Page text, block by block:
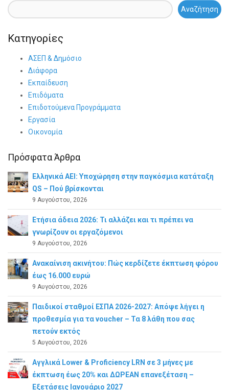
Αναζήτηση
Κατηγορίες
ΑΣΕΠ & Δημόσιο
Διάφορα
Εκπαίδευση
Επιδόματα
Επιδοτούμενα Προγράμματα
Εργασία
Οικονομία
Πρόσφατα Άρθρα
Ελληνικά ΑΕΙ: Υποχώρηση στην παγκόσμια κατάταξη
QS – Πού βρίσκονται
9 Αυγούστου, 2026
Ετήσια άδεια 2026: Τι αλλάζει και τι πρέπει να
γνωρίζουν οι εργαζόμενοι
9 Αυγούστου, 2026
Ανακαίνιση ακινήτου: Πώς κερδίζετε έκπτωση φόρου
έως 16.000 ευρώ
9 Αυγούστου, 2026
Παιδικοί σταθμοί ΕΣΠΑ 2026-2027: Απόψε λήγει η
προθεσμία για τα voucher – Τα 8 λάθη που σας
πετούν εκτός
5 Αυγούστου, 2026
Αγγλικά Lower & Proficiency LRN σε 3 μήνες με
έκπτωση έως 20% και ΔΩΡΕΑΝ επανεξέταση –
Εξετάσεις Ιανουάριο 2027